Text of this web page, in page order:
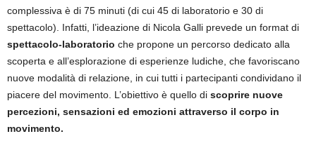
complessiva è di 75 minuti (di cui 45 di laboratorio e 30 di
spettacolo). Infatti, l’ideazione di Nicola Galli prevede un format di
spettacolo-laboratorio che propone un percorso dedicato alla
scoperta e all’esplorazione di esperienze ludiche, che favoriscano
nuove modalità di relazione, in cui tutti i partecipanti condividano il
piacere del movimento. L’obiettivo è quello di scoprire nuove
percezioni, sensazioni ed emozioni attraverso il corpo in
movimento.